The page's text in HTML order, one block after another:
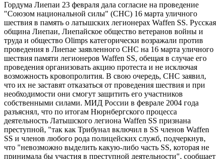
Гордума Лиепаи 23 февраля дала согласие на проведение
"Союзом национальной силы" (СНС) 16 марта уличного
шествия в память о латышских легионерах Waffen SS. Русская
община Лиепаи, Лиепайское общество ветеранов войны и
труда и общество Olimps категорически возражали против
проведения в Лиепае заявленного СНС на 16 марта уличного
шествия памяти легионеров Waffen SS, обещая в случае его
проведения организовать акцию протеста и не исключая
возможность кровопролития. В свою очередь, СНС заявил,
что их не заставят отказаться от проведения шествия и при
необходимости они смогут защитить его участников
собственными силами. МИД России в феврале 2004 года
разъяснял, что по итогам Нюрнбергского процесса
деятельность Латышского легиона Waffen SS признана
преступной, "так как Трибунал включил в SS членов Waffen
SS и членов любого рода полицейских служб, подчеркнув,
что "невозможно выделить какую-либо часть SS, которая не
принимала бы участия в преступной деятельности", сообщает